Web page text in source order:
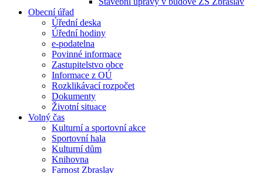
Obecní úřad
Úřední deska
Úřední hodiny
e-podatelna
Povinné informace
Zastupitelstvo obce
Informace z OÚ
Rozklikávací rozpočet
Dokumenty
Životní situace
Volný čas
Kulturní a sportovní akce
Sportovní hala
Kulturní dům
Knihovna
Farnost Zbraslav